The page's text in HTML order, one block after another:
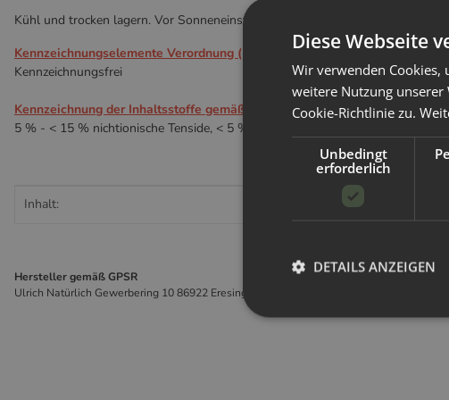
Kühl und trocken lagern. Vor Sonneneinstrahlung schützen. Nach dem
Kennzeichnungselemente Verordnung ( EG ) Nr. 1272/2008
Kennzeichnungsfrei
Kennzeichnung der Inhaltsstoffe gemäß Verordnung (EG) Nr. 648/2004
5 % - < 15 % nichtionische Tenside, < 5 % anionische Tenside,
Produkteigenschaft
Wert
Inhalt:
Hersteller gemäß GPSR
Ulrich Natürlich Gewerbering 10 86922 Eresing Deutschland info@ulrich-natuerlich.de
Diese Webseite
Wir verwenden Cookies,
weitere Nutzung unserer
Cookie-Richtlinie zu.
Unbedingt
erforderlich
DETAILS ANZEIGEN